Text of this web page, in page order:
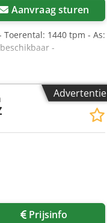
Aanvraag sturen
1440 tpm - As:
-
Advertentie
Prijsinfo